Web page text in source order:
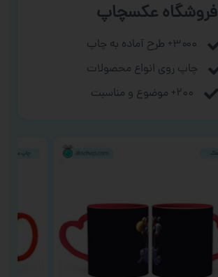
فروشگاه عکسچاپ
۳۰۰۰+ طرح آماده به چاپ
چاپ روی انواع محصولات
۲۰۰+ موضوع و مناسبت